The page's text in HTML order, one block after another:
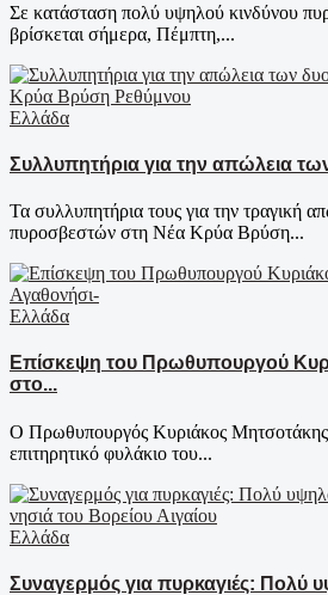
Σε κατάσταση πολύ υψηλού κινδύνου
βρίσκεται σήμερα, Πέμπτη,...
Ελλάδα
Συλλυπητήρια για την απώλεια
Τα συλλυπητήρια τους για την τραγική
πυροσβεστών στη Νέα Κρύα Βρύση...
Ελλάδα
Επίσκεψη του Πρωθυπουργού
στο...
Ο Πρωθυπουργός Κυριάκος Μητσοτάκης
επιτηρητικό φυλάκιο του...
Ελλάδα
Συναγερμός για πυρκαγιές: Πολύ